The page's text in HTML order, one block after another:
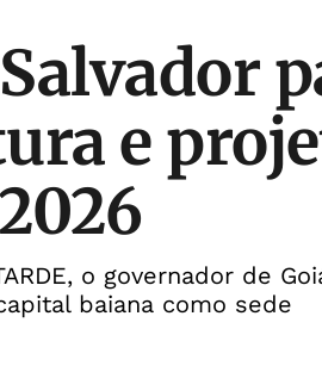
e
o governador de
baiana como sede